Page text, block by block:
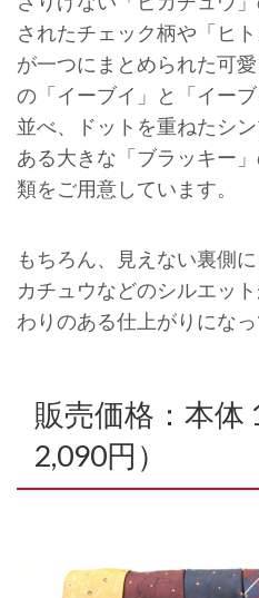
されたチェック柄や「ヒ
が一つにまとめられた可
の「イーブイ」と「イー
並べ、ドットを重ねたシ
ある大きな「ブラッキー
類をご用意しています。
もちろん、見えない裏側
カチュウなどのシルエッ
わりのある仕上がりになっ
販売価格：本体
2,090円）